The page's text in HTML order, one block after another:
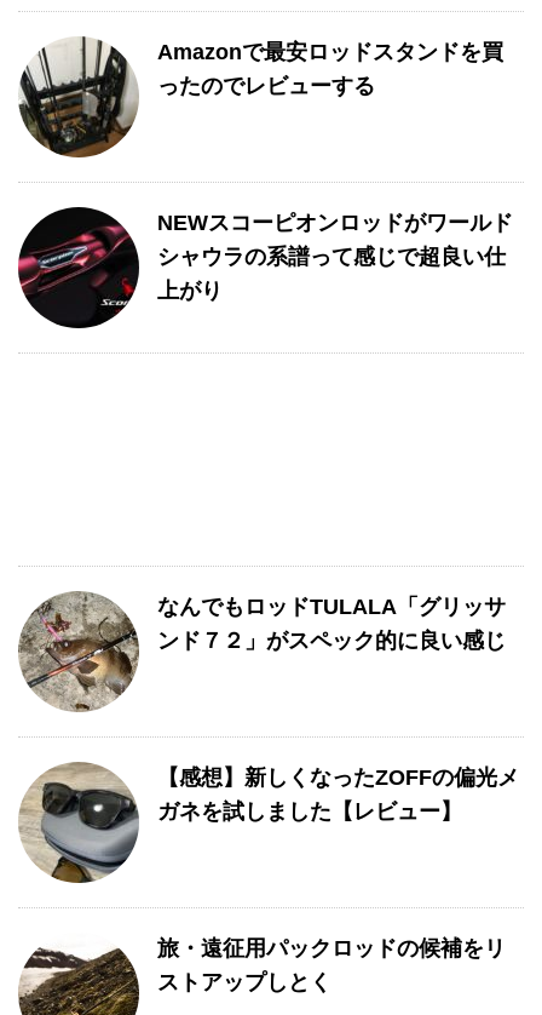
Amazonで最安ロッドスタンドを買
ったのでレビューする
NEWスコーピオンロッドがワールド
シャウラの系譜って感じで超良い仕
上がり
なんでもロッドTULALA「グリッサ
ンド７２」がスペック的に良い感じ
【感想】新しくなったZOFFの偏光メ
ガネを試しました【レビュー】
旅・遠征用パックロッドの候補をリ
ストアップしとく